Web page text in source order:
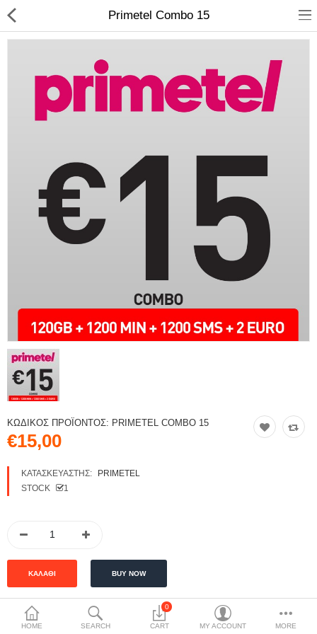
HOME SEARCH
0
CART MY ACCOUNT MORE
Primetel Combo 15
ΚΩΔΙΚΌΣ ΠΡΟΪΌΝΤΟΣ: PRIMETEL COMBO 15
€15,00
ΚΑΤΑΣΚΕΥΑΣΤΉΣ:
PRIMETEL
STOCK
1
ΠΕΡΙΓΡΑΦΉ